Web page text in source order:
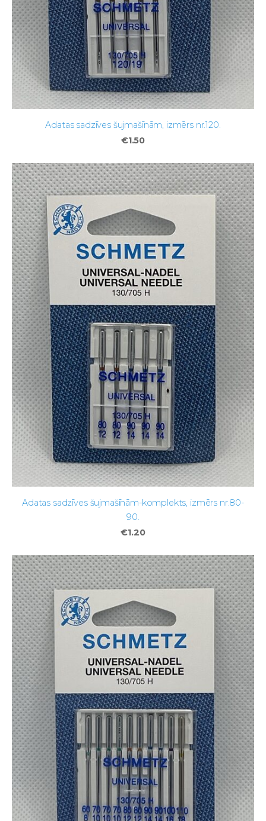
Adatas sadzīves šujmašīnām, izmērs nr.120.
€1.50
Adatas sadzīves šujmašīnām-komplekts, izmērs nr.80-
90.
€1.20